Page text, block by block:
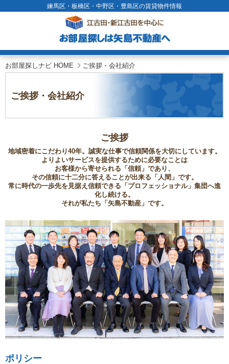
練馬区・板橋区・中野区・豊島区の賃貸物件情報
お部屋探しナビ HOME ご挨拶・会社紹介
ご挨拶・会社紹介
ご挨拶
地域密着にこだわり40年。誠実な仕事で信頼関係を大切にしています。
よりよいサービスを提供するために必要なことは
お客様から寄せられる「信頼」であり、
その信頼に十二分に答えることが出来る「人間」です。
常に時代の一歩先を見据え信頼できる「プロフェッショナル」集団へ進
化し続ける。
それが私たち「矢島不動産」です。
ポリシー